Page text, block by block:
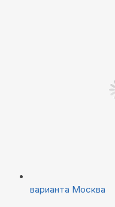
варианта Москва